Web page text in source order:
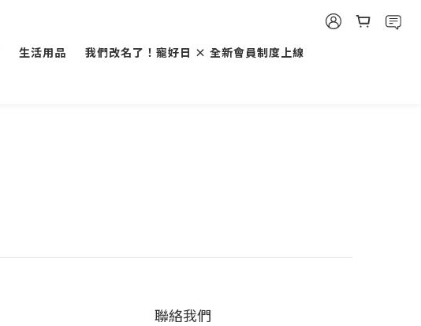
生活用品
我們改名了！寵好日 × 全新會員制度上線
聯絡我們